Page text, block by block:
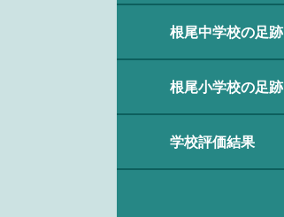
根尾中学校の足跡
根尾小学校の足跡
学校評価結果